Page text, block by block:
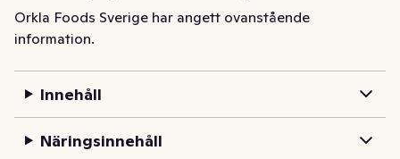
historien om JOKK®. Den börjar med en påhittig
norrländsk landshövding som ville ta vara på det
den första bärdrycken. Läs mer om vad JOKK® betyder
och hitta massa spännande recept på jokk.se
Orkla Foods Sverige har angett ovanstående
information.
Innehåll
Näringsinnehåll